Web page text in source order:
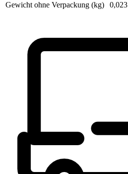
Gewicht ohne Verpackung (kg)
0,023